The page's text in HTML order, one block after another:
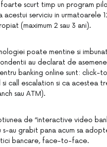
scurt timp un program
acestui serviciu in urmatoarele
(maximum 2 sau 3 ani).
poate mentine si
au declarat de
banking online sunt: click-
call escalation si ca acestea
sau ATM).
de “interactive video
s-au grabit pana acum sa
bancare, face-to-face.